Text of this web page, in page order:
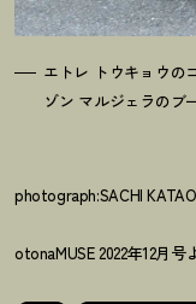
エトレ トウキョウの
ゾン マルジェラのブ
photograph:SACHI
otonaMUSE 2022年12月号